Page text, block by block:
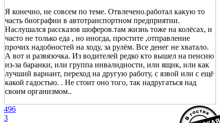
Я конечно, не совсем по теме. Отвлечено.работал какую то
часть биографии в автотранспортном предприятии.
Наслушался рассказов шоферов.там жизнь тоже на колёсах, и
часто не только еда , но иногда, простите ,отправление
прочих надобностей на ходу, за рулём. Все денег не хватало.
А вот и развязочка. Из водителей редко кто вышел на пенсию
из-за баранки, или группа инвалидности, или ящик, или как
лучший вариант, переход на другую работу, с язвой или с ещё
какой гадостью. . Не стоит оно того, так надругаться над
своим организмом..
496
3